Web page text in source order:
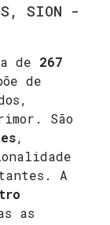
SION -
de 267
de
São
,
A
as